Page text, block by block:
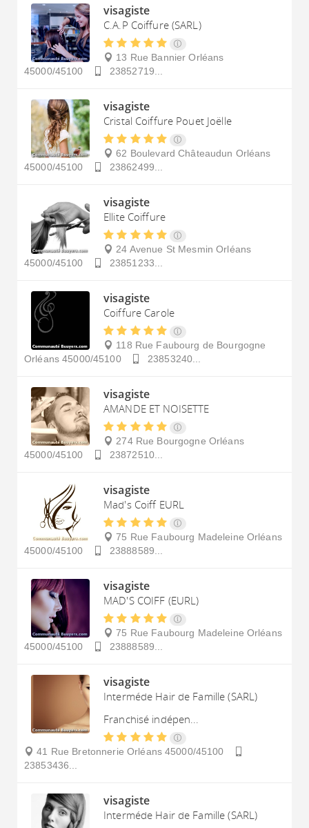
visagiste
C.A.P Coiffure (SARL)
13 Rue Bannier Orléans
45000/45100
23852719...
visagiste
Cristal Coiffure Pouet Joëlle
62 Boulevard Châteaudun Orléans
45000/45100
23862499...
visagiste
Ellite Coiffure
24 Avenue St Mesmin Orléans
45000/45100
23851233...
visagiste
Coiffure Carole
118 Rue Faubourg de Bourgogne
Orléans 45000/45100 23853240...
visagiste
AMANDE ET NOISETTE
274 Rue Bourgogne Orléans
45000/45100
23872510...
visagiste
Mad's Coiff EURL
75 Rue Faubourg Madeleine Orléans
45000/45100
23888589...
visagiste
MAD'S COIFF (EURL)
75 Rue Faubourg Madeleine Orléans
45000/45100
23888589...
visagiste
Interméde Hair de Famille (SARL)
Franchisé indépen...
41 Rue Bretonnerie Orléans 45000/45100
23853436...
visagiste
Interméde Hair de Famille (SARL)